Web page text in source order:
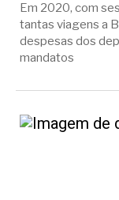
Em 2020, com
tantas viagens a
despesas dos
mandatos